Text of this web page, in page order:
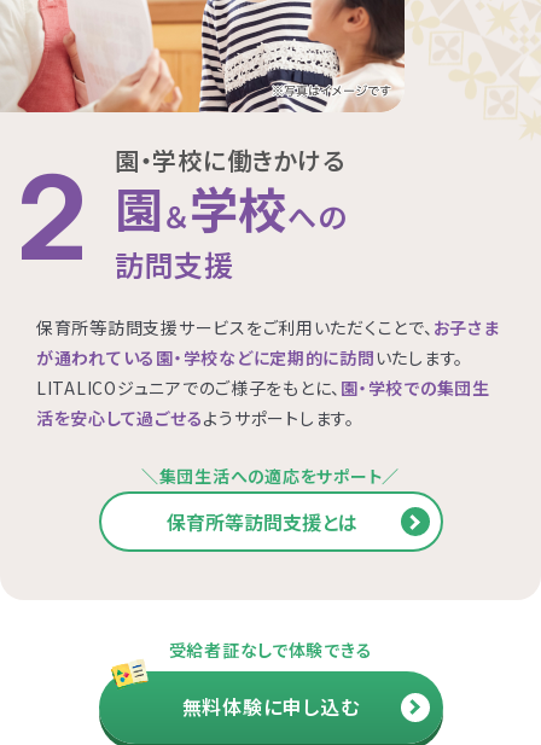
2 園・学校に働きかける
園＆学校への
訪問支援
保育所等訪問支援サービスをご利用いただくことで、 お子さま
が通われている園・学校などに定期的に訪問いたします。
LITALICOジュニアでのご様子をもとに、 園・学校での集団生
活を安心して過ごせるようサポートします。
＼集団生活への適応をサポート／
保育所等訪問支援とは
受給者証なしで体験できる
無料体験に申し込む